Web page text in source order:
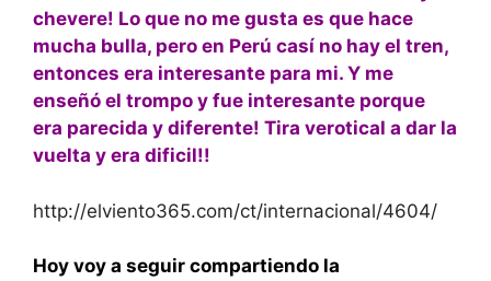
chevere! Lo que no me gusta es que hace
mucha bulla, pero en Perú casí no hay el tren,
entonces era interesante para mi. Y me
enseñó el trompo y fue interesante porque
era parecida y diferente! Tira verotical a dar la
vuelta y era dificil!!
http://elviento365.com/ct/internacional/4604/
Hoy voy a seguir compartiendo la